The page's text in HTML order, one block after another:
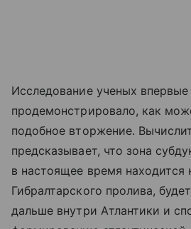
Исследование ученых впервые
продемонстрировало, как
подобное вторжение.
предсказывает, что зона
в настоящее время находится
Гибралтарского пролива,
дальше внутри Атлантики и